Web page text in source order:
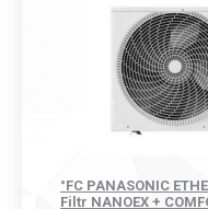
°FC PANASONIC
Filtr NANOEX +